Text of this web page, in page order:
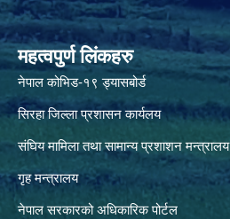
महत्वपुर्ण लिंकहरु
नेपाल कोभिड-१९ ड्यासबोर्ड
सिरहा जिल्ला प्रशासन कार्यलय
संघिय मामिला तथा सामान्य प्रशाशन मन्त्रालय
गृह मन्त्रालय
नेपाल सरकारको अधिकारिक पोर्टल